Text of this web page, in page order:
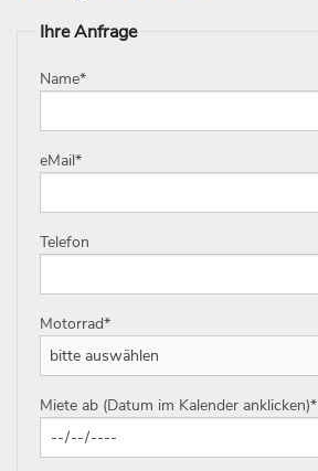
Ihre Anfrage
Name*
eMail*
Telefon
Motorrad*
Miete ab (Datum im Kalender anklicken)*